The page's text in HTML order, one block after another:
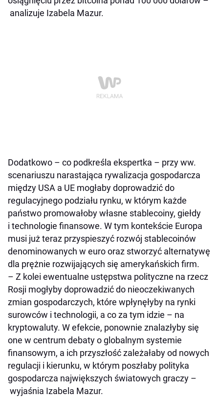
analizuje Izabela Mazur.
Dodatkowo – co podkreśla ekspertka – przy ww.
scenariuszu narastająca rywalizacja gospodarcza
między USA a UE mogłaby doprowadzić do
regulacyjnego podziału rynku, w którym każde
państwo promowałoby własne stablecoiny, giełdy
i technologie finansowe. W tym kontekście Europa
musi już teraz przyspieszyć rozwój stablecoinów
denominowanych w euro oraz stworzyć alternatywę
dla prężnie rozwijających się amerykańskich firm.
– Z kolei ewentualne ustępstwa polityczne na rzecz
Rosji mogłyby doprowadzić do nieoczekiwanych
zmian gospodarczych, które wpłynęłyby na rynki
surowców i technologii, a co za tym idzie – na
kryptowaluty. W efekcie, ponownie znalazłyby się
one w centrum debaty o globalnym systemie
finansowym, a ich przyszłość zależałaby od nowych
regulacji i kierunku, w którym poszłaby polityka
gospodarcza największych światowych graczy –
wyjaśnia Izabela Mazur.